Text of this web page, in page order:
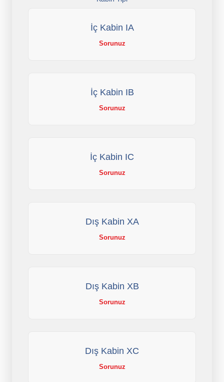
İç Kabin IA
Sorunuz
İç Kabin IB
Sorunuz
İç Kabin IC
Sorunuz
Dış Kabin XA
Sorunuz
Dış Kabin XB
Sorunuz
Dış Kabin XC
Sorunuz